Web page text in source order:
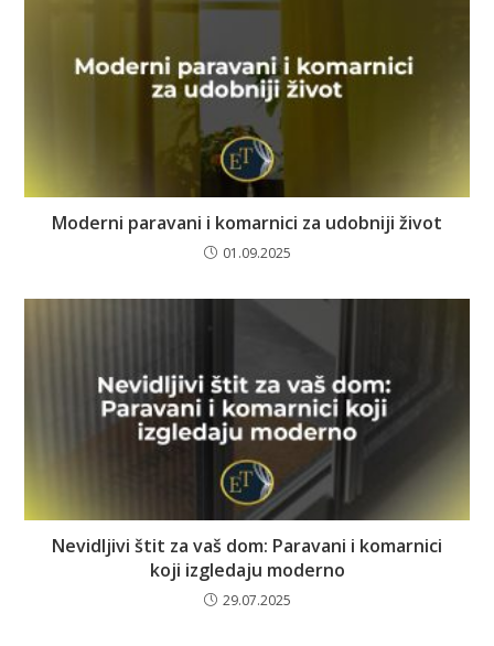
Moderni paravani i komarnici za udobniji život
01.09.2025
Nevidljivi štit za vaš dom: Paravani i komarnici
koji izgledaju moderno
29.07.2025